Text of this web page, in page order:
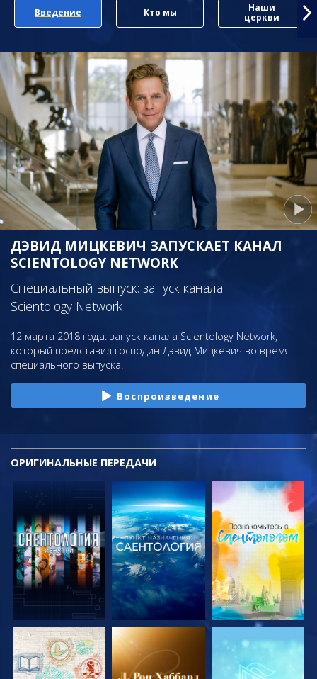
Введение Кто мы
Наши
церкви
ДЭВИД МИЦКЕВИЧ ЗАПУСКАЕТ КАНАЛ
SCIENTOLOGY NETWORK
Специальный выпуск: запуск канала
Scientology Network
12 марта 2018 года: запуск канала Scientology Network,
который представил господин Дэвид Мицкевич во время
специального выпуска.
Воспроизведение
ОРИГИНАЛЬНЫЕ ПЕРЕДАЧИ
СМОТРЕТЬ СМОТРЕТЬ СМОТРЕТЬ